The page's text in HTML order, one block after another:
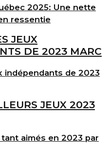
2025: Une nette
ressentie
indépendants de 2023
aimés en 2023 par